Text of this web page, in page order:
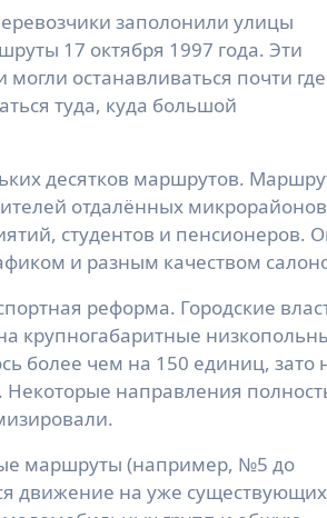
заполонили улицы
17 октября 1997 года. Эти
останавливаться почти где
туда, куда большой
десятков маршрутов.
отдалённых
студентов и пенсионеров.
и разным качеством
реформа. Городские
крупногабаритные
более чем на 150 единиц, зато
Некоторые направления
маршруты (например, №5 до
движение на уже